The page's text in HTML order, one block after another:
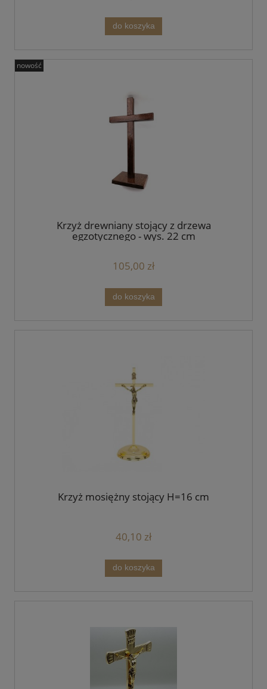
do koszyka
Krzyż drewniany stojący z drzewa
egzotycznego - wys. 22 cm
105,00 zł
do koszyka
nowość
Krzyż mosiężny stojący H=16 cm
40,10 zł
do koszyka